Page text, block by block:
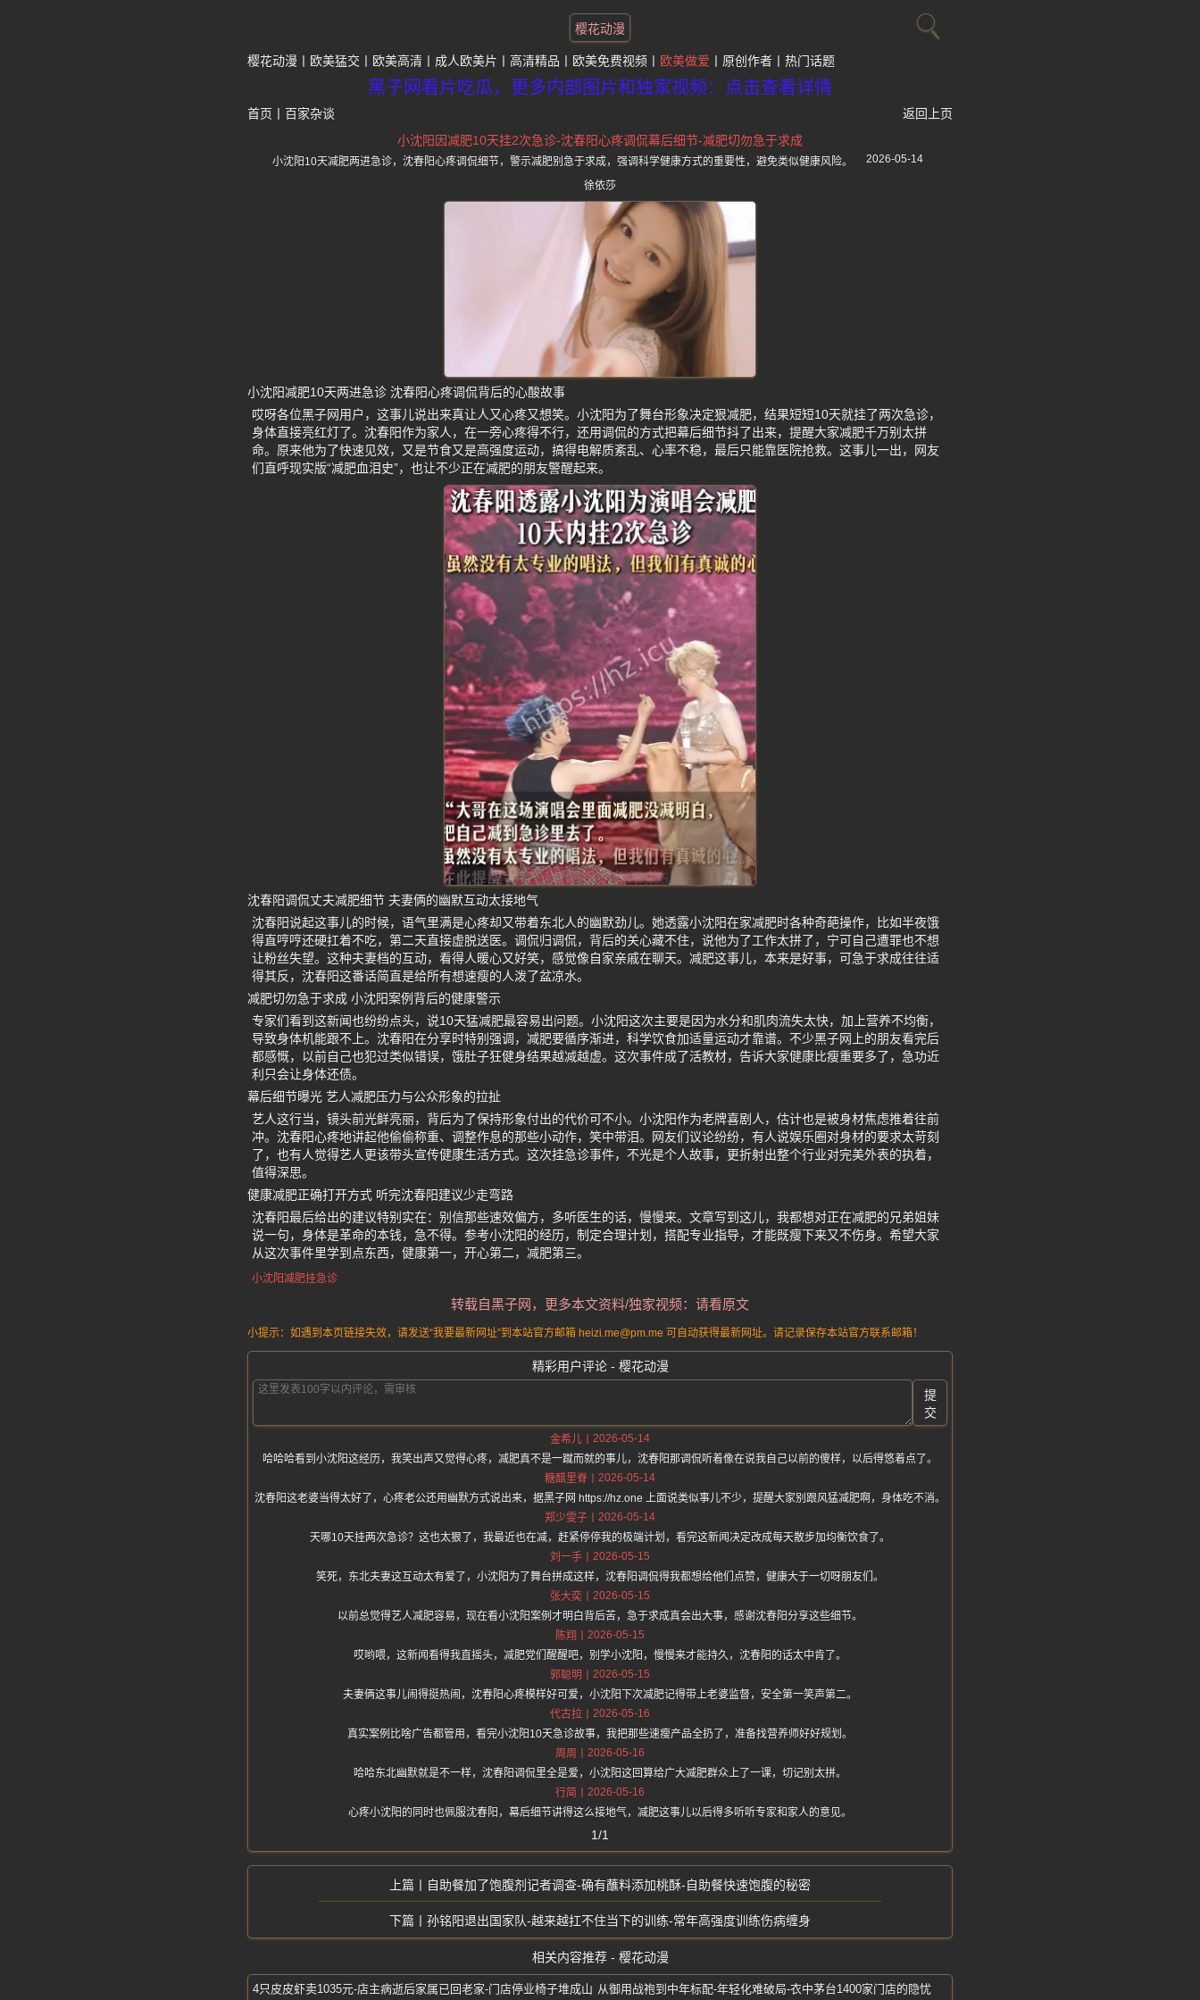
樱花动漫
樱花动漫 欧美猛交 欧美高清 成人欧美片 高清精品 欧美免费视频 欧美做爱 原创作者 热门话题
黑子网看片吃瓜，更多内部图片和独家视频：点击查看详情
首页 百家杂谈
返回上页
小沈阳因减肥10天挂2次急诊-沈春阳心疼调侃幕后细节-减肥切勿急于求成
小沈阳10天减肥两进急诊，沈春阳心疼调侃细节，警示减肥别急于求成，强调科学健康方式的重要性，避免类似健康风险。 2026-05-14
徐依莎
小沈阳减肥10天两进急诊 沈春阳心疼调侃背后的心酸故事
哎呀各位黑子网用户，这事儿说出来真让人又心疼又想笑。小沈阳为了舞台形象决定狠减肥，结果短短10天就挂了两次急诊，
身体直接亮红灯了。沈春阳作为家人，在一旁心疼得不行，还用调侃的方式把幕后细节抖了出来，提醒大家减肥千万别太拼
命。原来他为了快速见效，又是节食又是高强度运动，搞得电解质紊乱、心率不稳，最后只能靠医院抢救。这事儿一出，网友
们直呼现实版“减肥血泪史”，也让不少正在减肥的朋友警醒起来。
沈春阳调侃丈夫减肥细节 夫妻俩的幽默互动太接地气
沈春阳说起这事儿的时候，语气里满是心疼却又带着东北人的幽默劲儿。她透露小沈阳在家减肥时各种奇葩操作，比如半夜饿
得直哼哼还硬扛着不吃，第二天直接虚脱送医。调侃归调侃，背后的关心藏不住，说他为了工作太拼了，宁可自己遭罪也不想
让粉丝失望。这种夫妻档的互动，看得人暖心又好笑，感觉像自家亲戚在聊天。减肥这事儿，本来是好事，可急于求成往往适
得其反，沈春阳这番话简直是给所有想速瘦的人泼了盆凉水。
减肥切勿急于求成 小沈阳案例背后的健康警示
专家们看到这新闻也纷纷点头，说10天猛减肥最容易出问题。小沈阳这次主要是因为水分和肌肉流失太快，加上营养不均衡，
导致身体机能跟不上。沈春阳在分享时特别强调，减肥要循序渐进，科学饮食加适量运动才靠谱。不少黑子网上的朋友看完后
都感慨，以前自己也犯过类似错误，饿肚子狂健身结果越减越虚。这次事件成了活教材，告诉大家健康比瘦重要多了，急功近
利只会让身体还债。
幕后细节曝光 艺人减肥压力与公众形象的拉扯
艺人这行当，镜头前光鲜亮丽，背后为了保持形象付出的代价可不小。小沈阳作为老牌喜剧人，估计也是被身材焦虑推着往前
冲。沈春阳心疼地讲起他偷偷称重、调整作息的那些小动作，笑中带泪。网友们议论纷纷，有人说娱乐圈对身材的要求太苛刻
了，也有人觉得艺人更该带头宣传健康生活方式。这次挂急诊事件，不光是个人故事，更折射出整个行业对完美外表的执着，
值得深思。
健康减肥正确打开方式 听完沈春阳建议少走弯路
沈春阳最后给出的建议特别实在：别信那些速效偏方，多听医生的话，慢慢来。文章写到这儿，我都想对正在减肥的兄弟姐妹
说一句，身体是革命的本钱，急不得。参考小沈阳的经历，制定合理计划，搭配专业指导，才能既瘦下来又不伤身。希望大家
从这次事件里学到点东西，健康第一，开心第二，减肥第三。
小沈阳减肥挂急诊
转载自黑子网，更多本文资料/独家视频：请看原文
小提示：如遇到本页链接失效，请发送“我要最新网址”到本站官方邮箱 heizi.me@pm.me 可自动获得最新网址。请记录保存本站官方联系邮箱！
精彩用户评论 - 樱花动漫
提
交
金希儿
2026-05-14
哈哈哈看到小沈阳这经历，我笑出声又觉得心疼，减肥真不是一蹴而就的事儿，沈春阳那调侃听着像在说我自己以前的傻样，以后得悠着点了。
糖醋里脊
2026-05-14
沈春阳这老婆当得太好了，心疼老公还用幽默方式说出来，据黑子网 https://hz.one 上面说类似事儿不少，提醒大家别跟风猛减肥啊，身体吃不消。
郑少雯子
2026-05-14
天哪10天挂两次急诊？这也太狠了，我最近也在减，赶紧停停我的极端计划，看完这新闻决定改成每天散步加均衡饮食了。
刘一手
2026-05-15
笑死，东北夫妻这互动太有爱了，小沈阳为了舞台拼成这样，沈春阳调侃得我都想给他们点赞，健康大于一切呀朋友们。
张大奕
2026-05-15
以前总觉得艺人减肥容易，现在看小沈阳案例才明白背后苦，急于求成真会出大事，感谢沈春阳分享这些细节。
陈翔
2026-05-15
哎哟喂，这新闻看得我直摇头，减肥党们醒醒吧，别学小沈阳，慢慢来才能持久，沈春阳的话太中肯了。
郭聪明
2026-05-15
夫妻俩这事儿闹得挺热闹，沈春阳心疼模样好可爱，小沈阳下次减肥记得带上老婆监督，安全第一笑声第二。
代古拉
2026-05-16
真实案例比啥广告都管用，看完小沈阳10天急诊故事，我把那些速瘦产品全扔了，准备找营养师好好规划。
周周
2026-05-16
哈哈东北幽默就是不一样，沈春阳调侃里全是爱，小沈阳这回算给广大减肥群众上了一课，切记别太拼。
行简
2026-05-16
心疼小沈阳的同时也佩服沈春阳，幕后细节讲得这么接地气，减肥这事儿以后得多听听专家和家人的意见。
1/1
自助餐加了饱腹剂记者调查-确有蘸料添加桃酥-自助餐快速饱腹的秘密
孙铭阳退出国家队-越来越扛不住当下的训练-常年高强度训练伤病缠身
相关内容推荐 - 樱花动漫
4只皮皮虾卖1035元-店主病逝后家属已回老家-门店停业椅子堆成山 从御用战袍到中年标配-年轻化难破局-衣中茅台1400家门店的隐忧